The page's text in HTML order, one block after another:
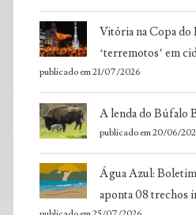
Vitória na Copa
‘terremotos’ em
publicado em 21/07/2026
A lenda do Búfalo
publicado em 20/06/
Água Azul:
aponta 08 trechos